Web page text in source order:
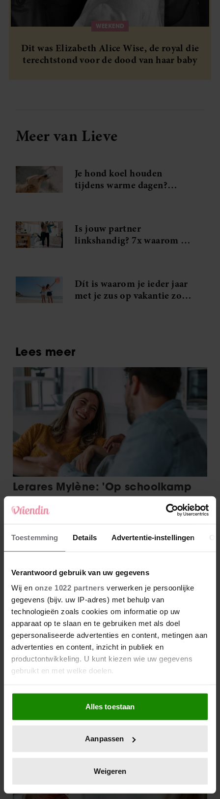
Toestemming Details Advertentie-instellingen
Verantwoord gebruik van uw gegevens
Wij en onze 1022 partners verwerken je persoonlijke
gegevens (bijv. uw IP-adres) met behulp van
technologieën zoals cookies om informatie op uw
apparaat op te slaan en te gebruiken met als doel
gepersonaliseerde advertenties en content, metingen aan
advertenties en content, inzicht in publiek en
productontwikkeling. U kunt kiezen wie uw gegevens
gebruikt en met welke doelen.
Als u het toestaat, willen we ook graag:
Informatie verzamelen over uw geografische
locatie, die tot een paar meter nauwkeurig kan zijn
scannen op specifieke eigenschappen (fingerprinting)
verwerkt en stel uw voorkeuren in het
intrekken in de Cookieverklaring.
Alles toestaan
Aanpassen
Weigeren
WEEKEND
Dit was Elizabeth Alice Wise, de royal die
terechtstond voor de dood van haar baby
Meer van Lieve
Je hond koel houden
tijdens warme dagen?
Is jouw partner
linkshandig? 7x waarom je
Dít is waarom je ieder jaar
met je zus op vakantie zou